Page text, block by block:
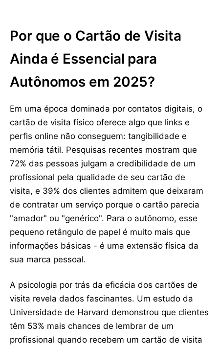
Por que o Cartão de Visita
Ainda é Essencial para
Autônomos em 2025?
Em uma época dominada por contatos digitais, o
cartão de visita físico oferece algo que links e
perfis online não conseguem: tangibilidade e
memória tátil. Pesquisas recentes mostram que
72% das pessoas julgam a credibilidade de um
profissional pela qualidade de seu cartão de
visita, e 39% dos clientes admitem que deixaram
de contratar um serviço porque o cartão parecia
"amador" ou "genérico". Para o autônomo, esse
pequeno retângulo de papel é muito mais que
informações básicas - é uma extensão física da
sua marca pessoal.
A psicologia por trás da eficácia dos cartões de
visita revela dados fascinantes. Um estudo da
Universidade de Harvard demonstrou que clientes
têm 53% mais chances de lembrar de um
profissional quando recebem um cartão de visita